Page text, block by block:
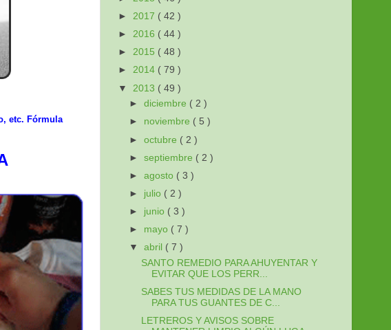
etc. Fórmula
► 2017 ( 42 )
► 2016 ( 44 )
► 2015 ( 48 )
► 2014 ( 79 )
▼ 2013 ( 49 )
►diciembre ( 2 )
► noviembre ( 5 )
►octubre ( 2 )
►septiembre ( 2 )
►agosto ( 3 )
► julio ( 2 )
► junio ( 3 )
► mayo ( 7 )
▼abril ( 7 )
SANTO REMEDIO PARA AHUYENTAR Y
EVITAR QUE LOS PERR...
SABES TUS MEDIDAS DE LA MANO
PARA TUS GUANTES DE C...
LETREROS Y AVISOS SOBRE